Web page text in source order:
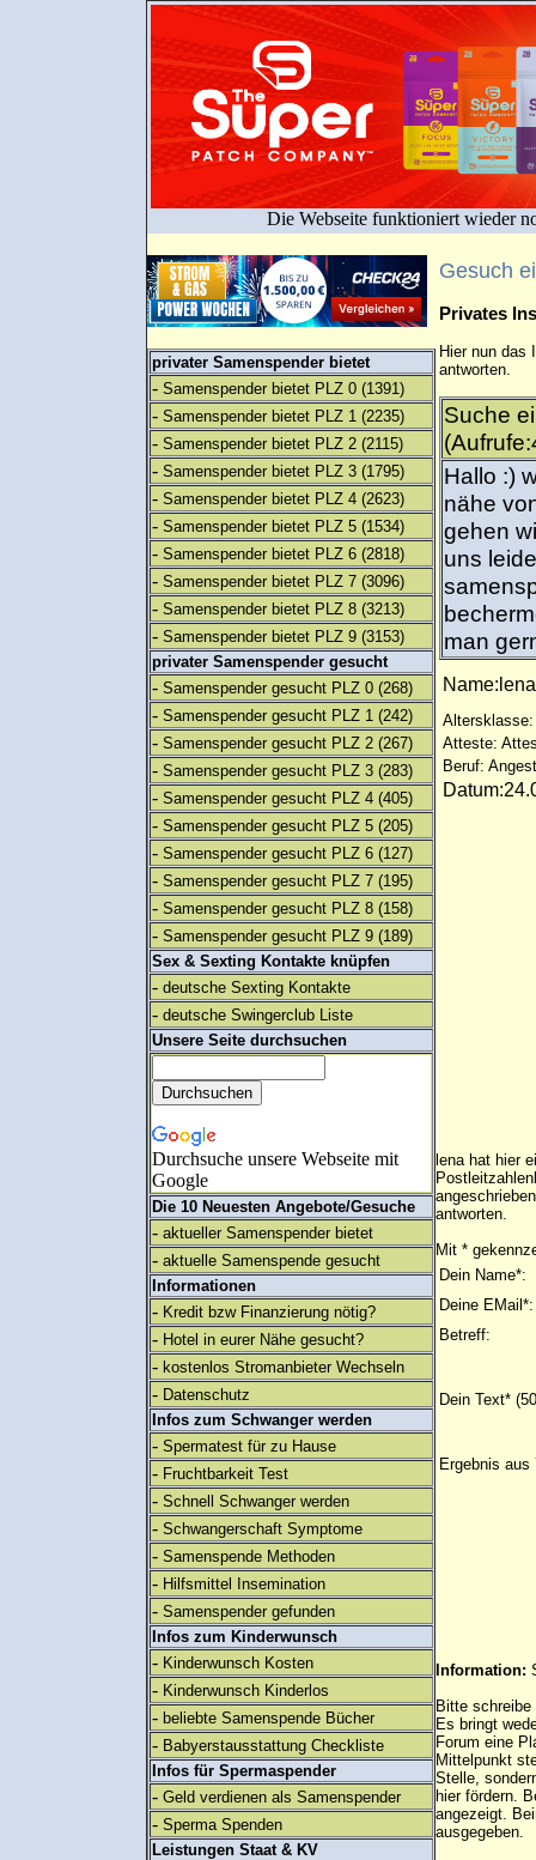
Die Webseite funktioniert wieder
privater Samenspender bietet
- Samenspender bietet PLZ 0 (1391)
- Samenspender bietet PLZ 1 (2235)
- Samenspender bietet PLZ 2 (2115)
- Samenspender bietet PLZ 3 (1795)
- Samenspender bietet PLZ 4 (2623)
- Samenspender bietet PLZ 5 (1534)
- Samenspender bietet PLZ 6 (2818)
- Samenspender bietet PLZ 7 (3096)
- Samenspender bietet PLZ 8 (3213)
- Samenspender bietet PLZ 9 (3153)
privater Samenspender gesucht
- Samenspender gesucht PLZ 0 (268)
- Samenspender gesucht PLZ 1 (242)
- Samenspender gesucht PLZ 2 (267)
- Samenspender gesucht PLZ 3 (283)
- Samenspender gesucht PLZ 4 (405)
- Samenspender gesucht PLZ 5 (205)
- Samenspender gesucht PLZ 6 (127)
- Samenspender gesucht PLZ 7 (195)
- Samenspender gesucht PLZ 8 (158)
- Samenspender gesucht PLZ 9 (189)
Sex & Sexting Kontakte knüpfen
- deutsche Sexting Kontakte
- deutsche Swingerclub Liste
Unsere Seite durchsuchen
Durchsuche unsere Webseite mit
Google
Die 10 Neuesten Angebote/Gesuche
- aktueller Samenspender bietet
- aktuelle Samenspende gesucht
Informationen
- Kredit bzw Finanzierung nötig?
- Hotel in eurer Nähe gesucht?
- kostenlos Stromanbieter Wechseln
- Datenschutz
Infos zum Schwanger werden
- Spermatest für zu Hause
- Fruchtbarkeit Test
- Schnell Schwanger werden
- Schwangerschaft Symptome
- Samenspende Methoden
- Hilfsmittel Insemination
- Samenspender gefunden
Infos zum Kinderwunsch
- Kinderwunsch Kosten
- Kinderwunsch Kinderlos
- beliebte Samenspende Bücher
- Babyerstausstattung Checkliste
Infos für Spermaspender
- Geld verdienen als Samenspender
- Sperma Spenden
Leistungen Staat & KV
Gesuch
Privates
Hier nun das
antworten.
Suche
Hallo :)
nähe
gehen
uns
man
Altersklasse:
Atteste:
Beruf:
lena hat hier
antworten.
Mit *
Dein Name*:
Deine EMail*:
Betreff:
Dein Text*
Ergebnis aus
Information:
Bitte
Es bringt
Forum eine
Mittelpunkt
Stelle,
hier fördern.
angezeigt.
ausgegeben.